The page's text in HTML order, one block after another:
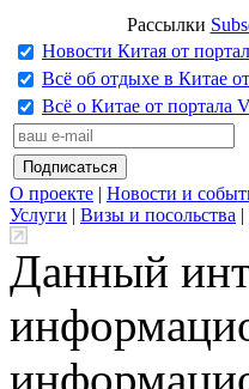
Рассылки
Новости Китая от
Всё об отдыхе в Китае
Всё о Китае от портала
О проекте | Новости и
Услуги | Визы и посольства |
Данный